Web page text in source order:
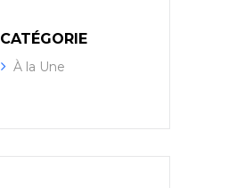
CATÉGORIE
À la Une